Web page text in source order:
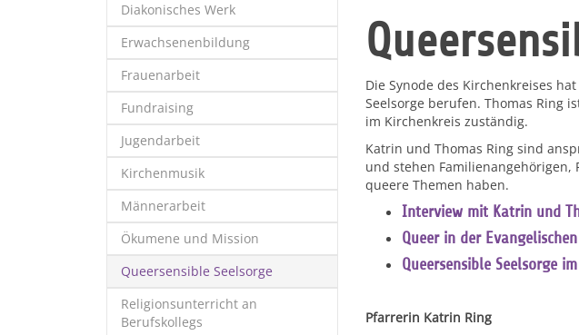
Diakonisches Werk
Erwachsenenbildung
Frauenarbeit
Fundraising
Jugendarbeit
Kirchenmusik
Männerarbeit
Ökumene und Mission
Queersensible Seelsorge
Religionsunterricht an
Berufskollegs
Die Synode des Kirchenkreises
Seelsorge berufen. Thomas Ring
im Kirchenkreis zuständig.
Katrin und Thomas Ring sind
und stehen
queere Themen haben.
Interview mit Katrin und
Queer in der
Queersensible Seelsorge
Pfarrerin Katrin Ring